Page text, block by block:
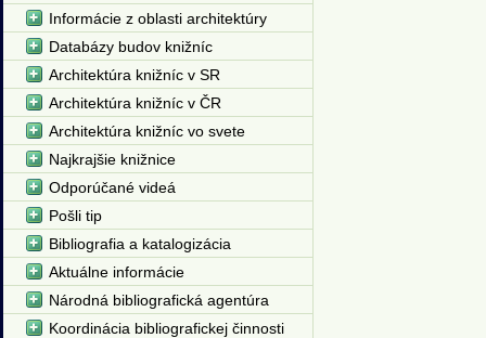
Informácie z oblasti architektúry
Databázy budov knižníc
Architektúra knižníc v SR
Architektúra knižníc v ČR
Architektúra knižníc vo svete
Najkrajšie knižnice
Odporúčané videá
Pošli tip
Bibliografia a katalogizácia
Aktuálne informácie
Národná bibliografická agentúra
Koordinácia bibliografickej činnosti